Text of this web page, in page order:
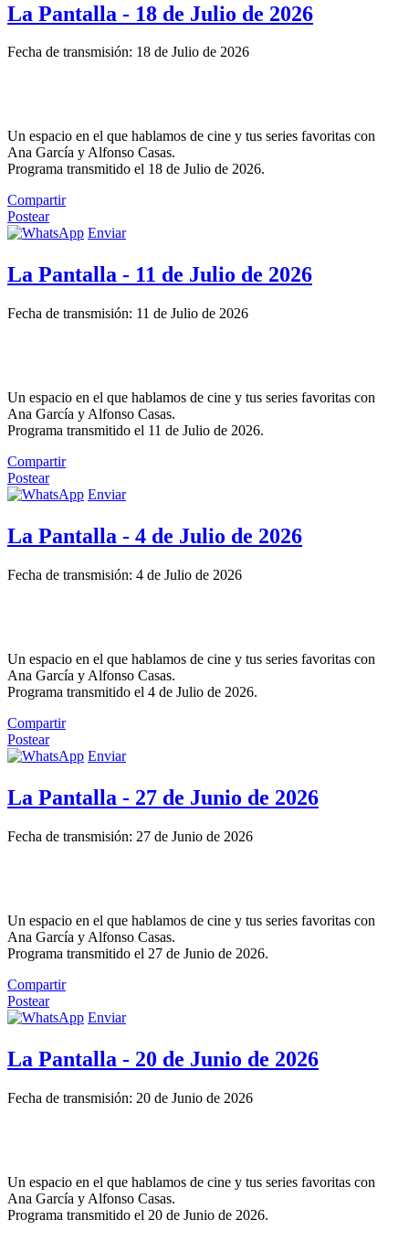
La Pantalla - 18 de Julio de 2026
Fecha de transmisión: 18 de Julio de 2026
Un espacio en el que hablamos de cine y tus series favoritas con
Ana García y Alfonso Casas.
Programa transmitido el 18 de Julio de 2026.
Compartir
Postear
Enviar
La Pantalla - 11 de Julio de 2026
Fecha de transmisión: 11 de Julio de 2026
Un espacio en el que hablamos de cine y tus series favoritas con
Ana García y Alfonso Casas.
Programa transmitido el 11 de Julio de 2026.
Compartir
Postear
Enviar
La Pantalla - 4 de Julio de 2026
Fecha de transmisión: 4 de Julio de 2026
Un espacio en el que hablamos de cine y tus series favoritas con
Ana García y Alfonso Casas.
Programa transmitido el 4 de Julio de 2026.
Compartir
Postear
Enviar
La Pantalla - 27 de Junio de 2026
Fecha de transmisión: 27 de Junio de 2026
Un espacio en el que hablamos de cine y tus series favoritas con
Ana García y Alfonso Casas.
Programa transmitido el 27 de Junio de 2026.
Compartir
Postear
Enviar
La Pantalla - 20 de Junio de 2026
Fecha de transmisión: 20 de Junio de 2026
Un espacio en el que hablamos de cine y tus series favoritas con
Ana García y Alfonso Casas.
Programa transmitido el 20 de Junio de 2026.